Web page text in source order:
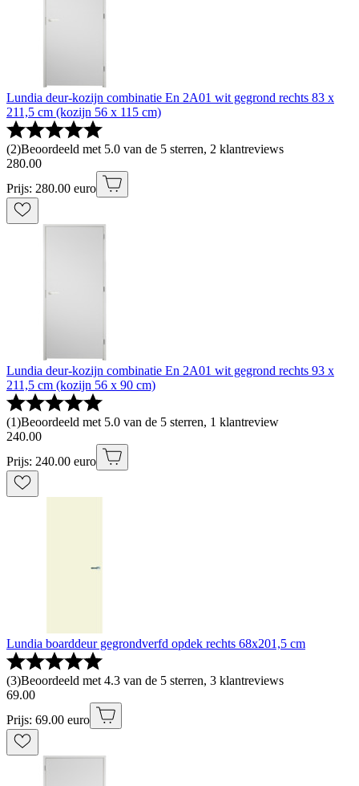
Lundia deur-kozijn combinatie En 2A01 wit gegrond rechts 83 x
211,5 cm (kozijn 56 x 115 cm)
(2)Beoordeeld met 5.0 van de 5 sterren, 2 klantreviews
280.00
Prijs: 280.00 euro
Lundia deur-kozijn combinatie En 2A01 wit gegrond rechts 93 x
211,5 cm (kozijn 56 x 90 cm)
(1)Beoordeeld met 5.0 van de 5 sterren, 1 klantreview
240.00
Prijs: 240.00 euro
Lundia boarddeur gegrondverfd opdek rechts 68x201,5 cm
(3)Beoordeeld met 4.3 van de 5 sterren, 3 klantreviews
69.00
Prijs: 69.00 euro